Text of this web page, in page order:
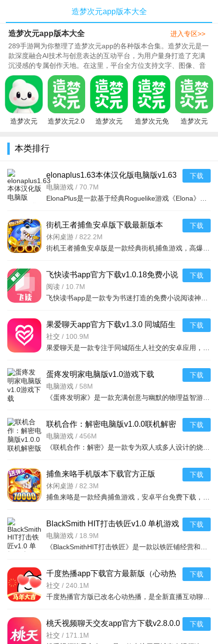
造梦次元app版本大全
造梦次元app版本大全
289手游网为你整理了造梦次元app的各种版本合集。造梦次元是一
款深度融合AI技术与创意表达的互动平台，为用户量身打造了充满
沉浸感的专属创作天地。在这里，平台全方位支持文字、图像、音
乐、视频等多元媒介创作形式..
进入专区>>
造梦次元
版v1.1.928
造梦次元2.0
造梦次元
造梦次元免
造梦次元
本类排行
elonaplus1.63本体汉化版电脑版v1.63
汉化版
电脑游戏 / 70.7M
下载
街机王者捕鱼安卓版下载最新版本
v3.16.2.1.1高爆版
休闲桌游 / 822.2M
下载
飞快读书app官方下载v1.0.18免费小说
阅读神器
阅读 / 10.7M
下载
果爱聊天app官方下载v1.3.0 同城陌生
人交友
社交 / 100.9M
下载
蛋疼发明家电脑版v1.0游戏下载
电脑游戏 / 58M
下载
联机合作：解密电脑版v1.0.0联机解密
版
电脑游戏 / 456M
下载
捕鱼来咯手机版本下载官方正版
v27.7.20209.27.7送弹头万炮版
休闲桌游 / 82.3M
下载
BlackSmith HIT打击铁匠v1.0 单机游戏
电脑游戏 / 18.9M
下载
千度热播app下载官方最新版（心动热
播）v9.9.53安卓最新版
社交 / 240.1M
下载
桃夭视频聊天交友app官方下载v2.8.0.0
附近真人同城视频连麦软件
社交 / 171.1M
下载